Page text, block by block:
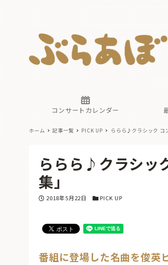
コンサートカレンダー
ホーム 記事一覧 PICK UP ららら♪クラシック コ
ららら♪クラシッ
集」
投稿日
2018年5月22日 カテゴリー
PICK UP
番組に登場した名曲を俊英